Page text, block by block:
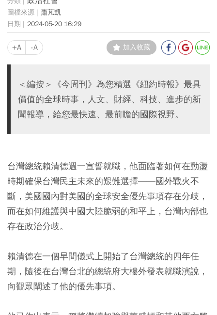
蕭芃凱
2024-05-20 16:29
+A -A 加入收藏
＜編按＞《今周刊》為您精選《紐約時報》最具
價值的全球時事，人文、財經、科技、進步的新
聞報導，給您最快速、最前瞻的國際視野。
台灣總統賴清德週一宣誓就職，他面臨著如何在動盪
時期確保台灣民主未來的艱難選擇——國外戰火不
斷，美國國內對美國的全球安全優先事項存在分歧，
而在如何維護與中國大陸脆弱的和平上，台灣內部也
存在政治分歧。
賴清德在一個早間儀式上開始了台灣總統的四年任
期，隨後在台灣台北的總統府大樓外發表就職演說，
向觀眾闡述了他的優先事項。